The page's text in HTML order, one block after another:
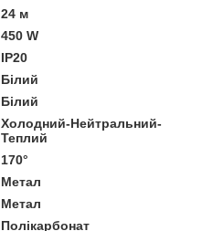
24 м
450 W
IP20
Білий
Білий
Холодний-Нейтральний-
Теплий
170°
Метал
Метал
Полікарбонат